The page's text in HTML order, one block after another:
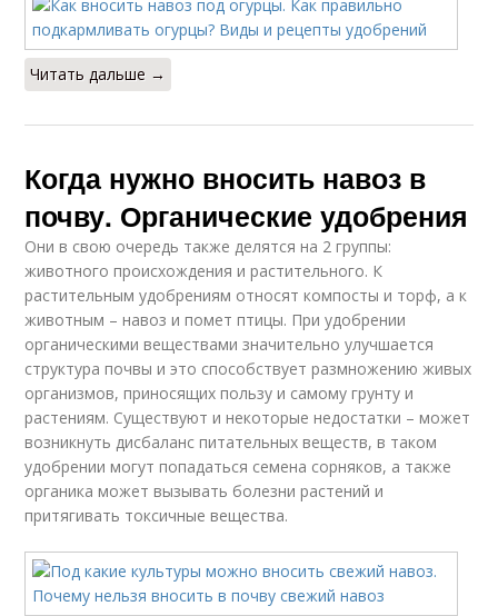
Читать дальше →
Когда нужно вносить навоз в
почву. Органические удобрения
Они в свою очередь также делятся на 2 группы:
животного происхождения и растительного. К
растительным удобрениям относят компосты и торф, а к
животным – навоз и помет птицы. При удобрении
органическими веществами значительно улучшается
структура почвы и это способствует размножению живых
организмов, приносящих пользу и самому грунту и
растениям. Существуют и некоторые недостатки – может
возникнуть дисбаланс питательных веществ, в таком
удобрении могут попадаться семена сорняков, а также
органика может вызывать болезни растений и
притягивать токсичные вещества.